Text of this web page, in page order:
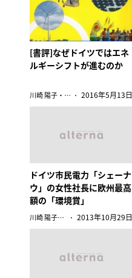
[書評]なぜドイツではエネ
ルギーシフトが進むのか
川崎 陽子・ドイツ 2016年5月13日
ドイツ市民電力「シェーナ
ウ」の女性社長に欧州最高
額の「環境賞」
川崎 陽子・ドイツ 2013年10月29日